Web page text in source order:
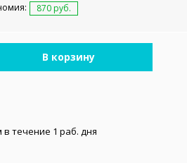
870 руб.
В корзину
течение 1 раб. дня